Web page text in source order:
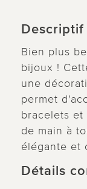
Descriptif
Bien plus
bijoux !
une
permet
bracelets
de main à
élégante et
Détails